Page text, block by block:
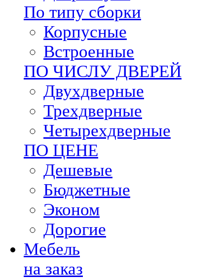
По типу сборки
Корпусные
Встроенные
ПО ЧИСЛУ ДВЕРЕЙ
Двухдверные
Трехдверные
Четырехдверные
ПО ЦЕНЕ
Дешевые
Бюджетные
Эконом
Дорогие
Мебель
на заказ